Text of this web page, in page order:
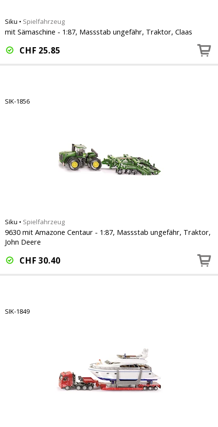
Siku • Spielfahrzeug
mit Sämaschine - 1:87, Massstab ungefähr, Traktor, Claas
CHF 25.85
SIK-1856
Siku • Spielfahrzeug
9630 mit Amazone Centaur - 1:87, Massstab ungefähr, Traktor,
John Deere
CHF 30.40
SIK-1849